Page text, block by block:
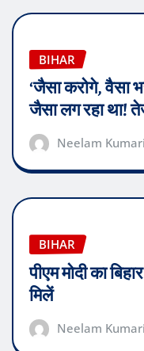
BIHAR
‘जैसा करोगे, वैसा
जैसा लग रहा था!
Neelam Kumari
BIHAR
पीएम मोदी का
मिलें
Neelam Kumari